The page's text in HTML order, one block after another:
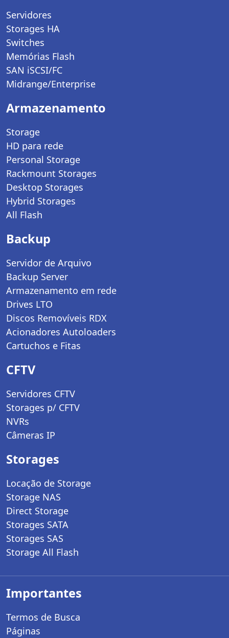
Servidores
Storages HA
Switches
Memórias Flash
SAN iSCSI/FC
Midrange/Enterprise
Armazenamento
Storage
HD para rede
Personal Storage
Rackmount Storages
Desktop Storages
Hybrid Storages
All Flash
Backup
Servidor de Arquivo
Backup Server
Armazenamento em rede
Drives LTO
Discos Removíveis RDX
Acionadores Autoloaders
Cartuchos e Fitas
CFTV
Servidores CFTV
Storages p/ CFTV
NVRs
Câmeras IP
Storages
Locação de Storage
Storage NAS
Direct Storage
Storages SATA
Storages SAS
Storage All Flash
Importantes
Termos de Busca
Páginas